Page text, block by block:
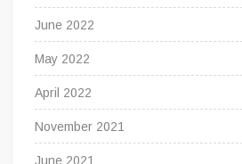
June 2022
May 2022
April 2022
November 2021
June 2021